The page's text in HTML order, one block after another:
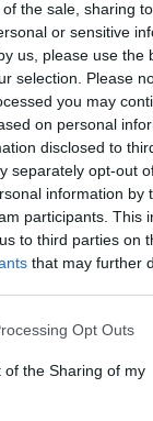
the sale, sharing
or sensitive
us, please use the
selection. Please
you may
on personal
disclosed to
separately opt-out
information by
participants. This
to third parties on
that may further
Opt Outs
of the Sharing of my
sålts, personalen har
08-04 KL. 06:00
ett liv i